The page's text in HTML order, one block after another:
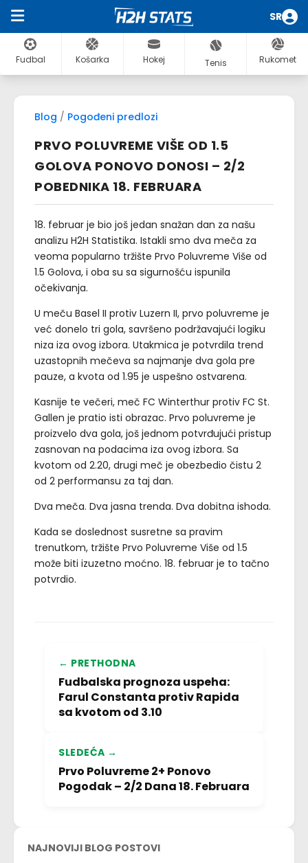
SR
Fudbal Košarka Hokej Tenis Rukomet
Blog / Pogođeni predlozi
PRVO POLUVREME VIŠE OD 1.5
GOLOVA PONOVO DONOSI – 2/2
POBEDNIKA 18. FEBRUARA
18. februar je bio još jedan snažan dan za našu
analizu H2H Statistika. Istakli smo dva meča za
veoma popularno tržište Prvo Poluvreme Više od
1.5 Golova, i oba su sa sigurnošću ispunila
očekivanja.
U meču Basel II protiv Luzern II, prvo poluvreme je
već donelo tri gola, savršeno podržavajući logiku
niza iza ovog izbora. Utakmica je potvrdila trend
uzastopnih mečeva sa najmanje dva gola pre
pauze, a kvota od 1.95 je uspešno ostvarena.
Kasnije te večeri, meč FC Winterthur protiv FC St.
Gallen je pratio isti obrazac. Prvo poluvreme je
proizvelo dva gola, još jednom potvrđujući pristup
zasnovan na podacima iza ovog izbora. Sa
kvotom od 2.20, drugi meč je obezbedio čistu 2
od 2 performansu za taj dan.
Dva meča. Dva jasna trenda. Dva dobitna ishoda.
Kada se doslednost susretne sa pravim
trenutkom, tržište Prvo Poluvreme Više od 1.5
može biti izuzetno moćno. 18. februar je to tačno
potvrdio.
← PRETHODNA
Fudbalska prognoza uspeha:
Farul Constanta protiv Rapida
sa kvotom od 3.10
SLEDEĆA →
Prvo Poluvreme 2+ Ponovo
Pogodak – 2/2 Dana 18. Februara
NAJNOVIJI BLOG POSTOVI